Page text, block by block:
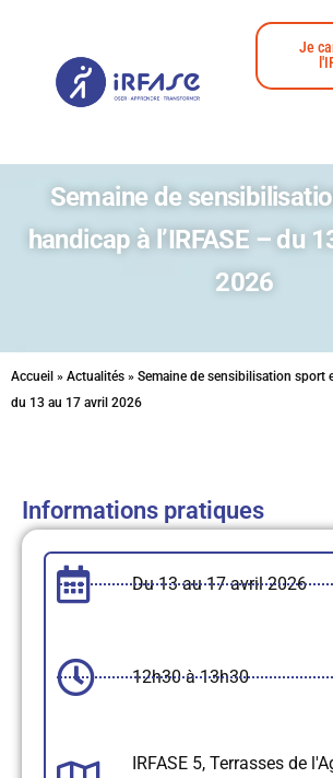
Je
Semaine de
handicap à l’IRFASE – du
2026
Accueil » Actualités » Semaine de sensibilisation sport
du 13 au 17 avril 2026
Informations pratiques
Du 13 au 17 avril 2026
12h30 à 13h30
IRFASE 5, Terrasses de